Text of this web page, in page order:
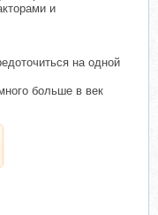
и
на одной
больше в век